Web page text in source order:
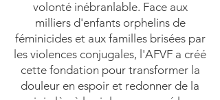
volonté inébranlable. Face aux
milliers d'enfants orphelins de
féminicides et aux familles brisées par
les violences conjugales, l'AFVF a créé
cette fondation pour transformer la
douleur en espoir et redonner de la